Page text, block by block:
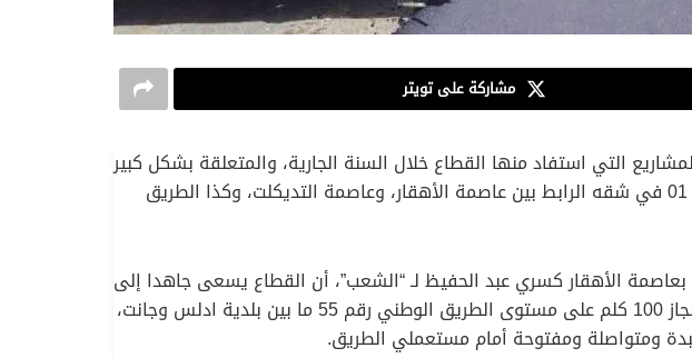
مشاركة على تويتر
التي استفاد منها القطاع خلال السنة الجارية، والمتعلقة بشكل كبير
بتحسين وعصرنة الطرق الرئيسية بالولاية، خاصة منها الوطنية على غرار الطريق الوطني رقم 01 في شقه الرابط بين عاصمة الأهقار، وعاصمة التديكلت، وكذا الطريق
الأهقار كسري عبد الحفيظ لـ “الشعب”، أن القطاع يسعى جاهدا إلى
تجسيد عدد من المشاريع المرتبطة بشكل مباشر بتحسين الطرق المهمة بالولاية، على غرار إنجاز 100 كلم على مستوى الطريق الوطني رقم 55 ما بين بلدية ادلس وجانت،